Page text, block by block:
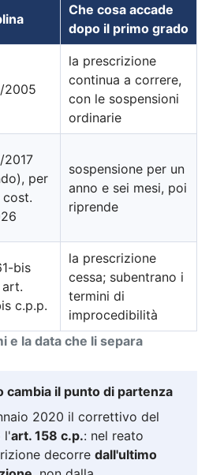
e la data che li separa
Che cosa accade
dopo il primo grado
2005
la prescrizione
continua a correre,
con le sospensioni
ordinarie
2017
per
sospensione per un
anno e sei mesi, poi
riprende
bis
c.p.p.
la prescrizione
cessa; subentrano i
termini di
improcedibilità
cambia il punto di partenza
2020 il correttivo del
l'art. 158 c.p.: nel reato
decorre dall'ultimo